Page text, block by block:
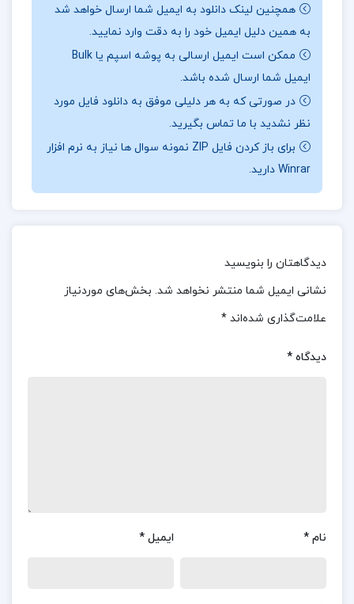
بازآفرینی داستان‌های تاریخی است. بسیاری از
طرفداران رمان “ملت عشق” نیز خواندن این رمان را
توصیه کرده و تاثیرگذاری آن را با “ملت عشق” مقایسه
کرده‌اند.
معرفی کتابآخرین قطار به استانبول عایشه کولین
آخرین قطار به استانبول” اثری از عایشه کولین است
که به زندگی و تجربیات یک خانواده ایرانی در دوران
جنگ تحمیلی می‌پردازد. این کتاب به طور خاص به
تلاش‌هایی برای یافتن زندگی بهتر در کشور جدید
می‌پردازد.
چرا باید کتاب
خریداری کنیم؟
همچنین لینک دانلود به ایمیل شما ارسال خواهد شد
به همین دلیل ایمیل خود را به دقت وارد نمایید.
ممکن است ایمیل ارسالی به پوشه اسپم یا Bulk
ایمیل شما ارسال شده باشد.
در صورتی که به هر دلیلی موفق به دانلود فایل مورد
نظر نشدید با ما تماس بگیرید.
برای باز کردن فایل ZIP نمونه سوال ها نیاز به نرم افزار
Winrar دارید.
دیدگاهتان را بنویسید
نشانی ایمیل شما منتشر نخواهد شد. بخش‌های موردنیاز
علامت‌گذاری شده‌اند *
دیدگاه *
نام * ایمیل *